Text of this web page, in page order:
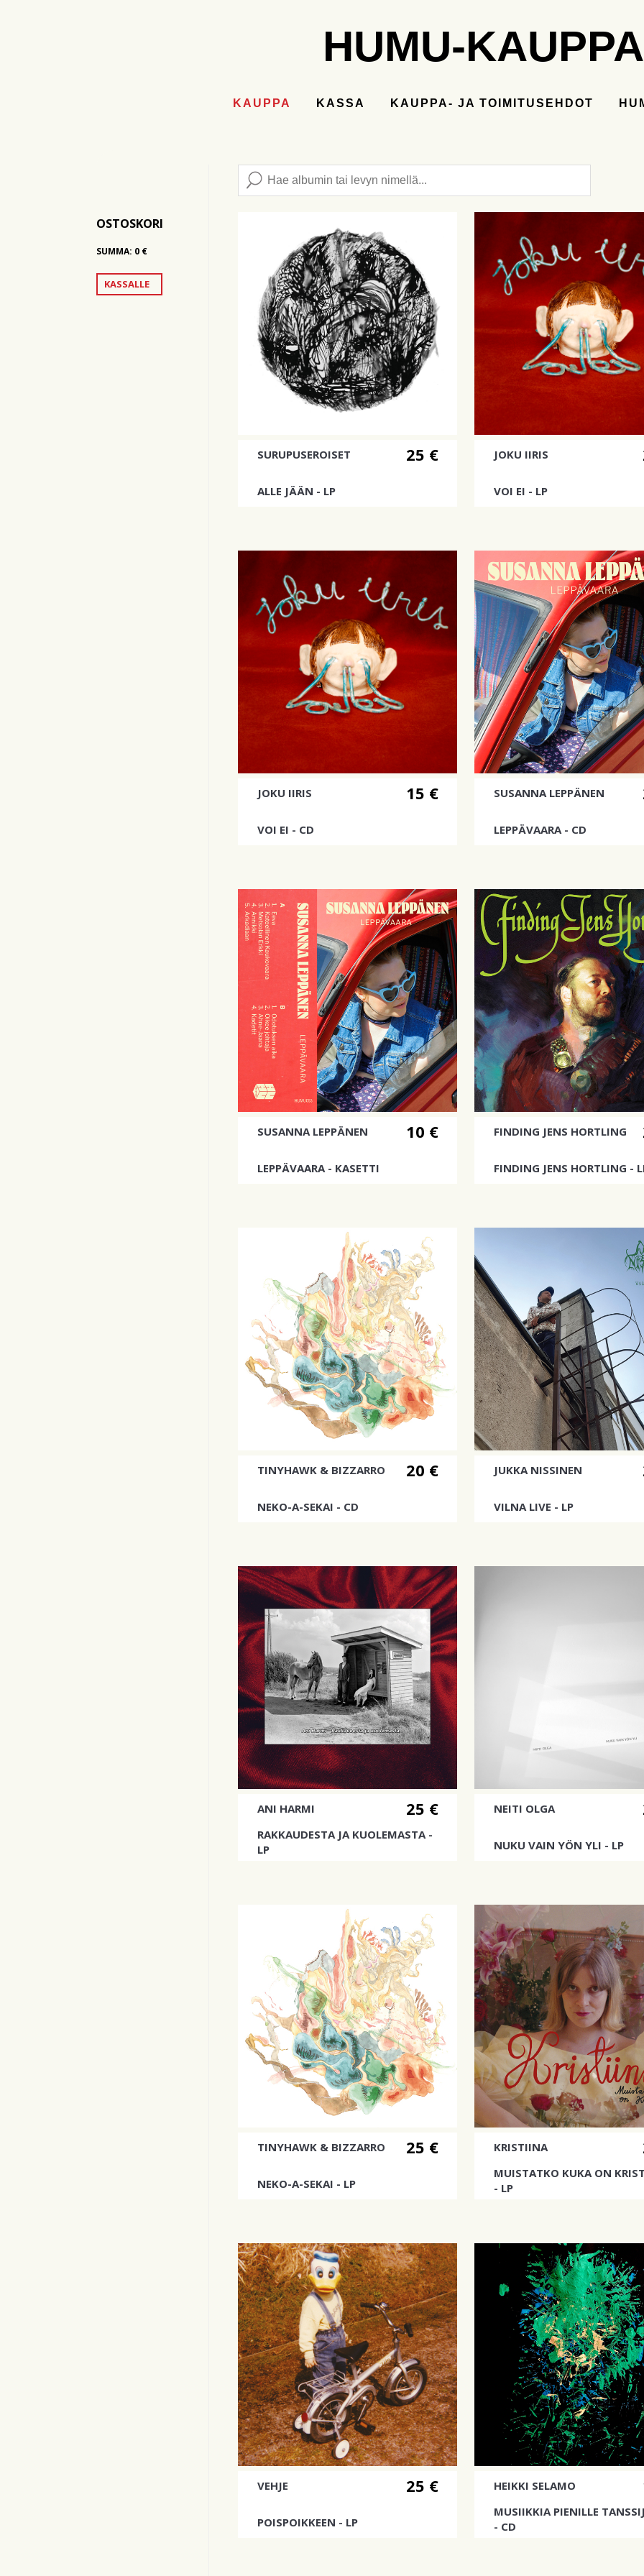
HUMU-KAUPPA
KAUPPA KASSA KAUPPA- JA TOIMITUSEHDOT
OSTOSKORI
SUMMA: 0 €
KASSALLE
25 €
SURUPUSEROISET
ALLE JÄÄN - LP
JOKU IIRIS
VOI EI - LP
15 €
JOKU IIRIS
VOI EI - CD
SUSANNA LEPPÄNEN
LEPPÄVAARA - CD
10 €
SUSANNA LEPPÄNEN
LEPPÄVAARA - KASETTI
FINDING JENS HORTLING
FINDING JENS HORTLING -
20 €
TINYHAWK & BIZZARRO
NEKO-A-SEKAI - CD
JUKKA NISSINEN
VILNA LIVE - LP
25 €
ANI HARMI
RAKKAUDESTA JA KUOLEMASTA -
LP
NEITI OLGA
NUKU VAIN YÖN YLI - LP
25 €
TINYHAWK & BIZZARRO
NEKO-A-SEKAI - LP
KRISTIINA
MUISTATKO KUKA ON
- LP
25 €
VEHJE
POISPOIKKEEN - LP
HEIKKI SELAMO
MUSIIKKIA PIENILLE
- CD